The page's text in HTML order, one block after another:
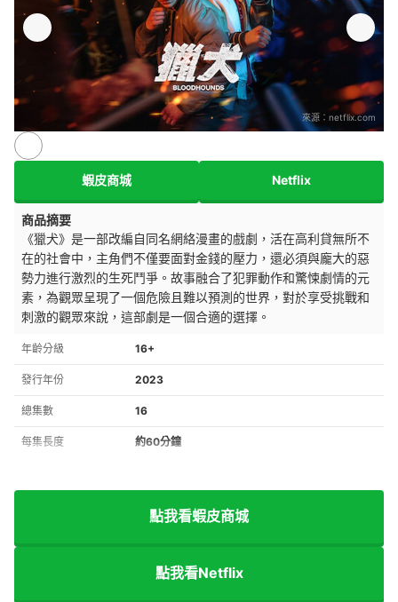
來源： netflix.com
蝦皮商城 Netflix
商品摘要
《獵犬》是一部改編自同名網絡漫畫的戲劇，活在高利貸無所不
在的社會中，主角們不僅要面對金錢的壓力，還必須與龐大的惡
勢力進行激烈的生死鬥爭。故事融合了犯罪動作和驚悚劇情的元
素，為觀眾呈現了一個危險且難以預測的世界，對於享受挑戰和
刺激的觀眾來說，這部劇是一個合適的選擇。
年齡分級 16+
發行年份 2023
總集數 16
每集長度 約60分鐘
點我看蝦皮商城
點我看Netflix